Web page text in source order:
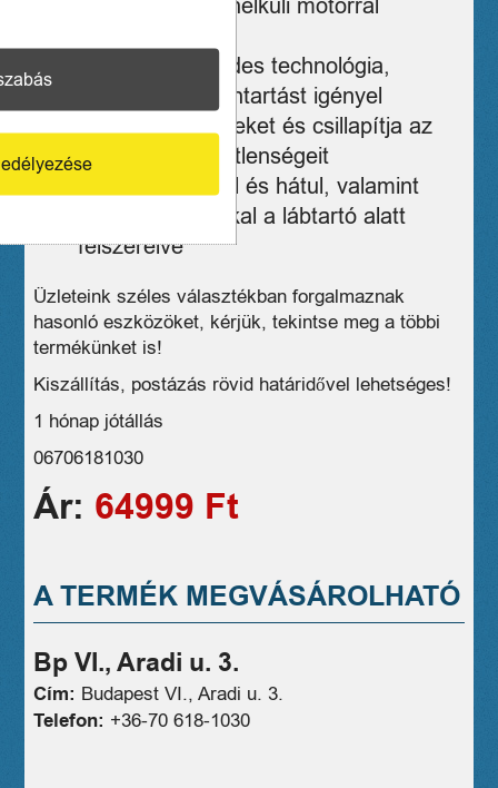
350 W-os kefe nélküli motorral
Rendkívül csendes technológia,
minimális karbantartást igényel
Elnyeli a rezgéseket és csillapítja az
útfelület egyenetlenségeit
Dupla fékkel elöl és hátul, valamint
LED-es lámpákkal a lábtartó alatt
felszerelve
Üzleteink széles választékban forgalmaznak
hasonló eszközöket, kérjük, tekintse meg a többi
termékünket is!
Kiszállítás, postázás rövid határidővel lehetséges!
1 hónap jótállás
06706181030
Ár: 64999 Ft
A TERMÉK MEGVÁSÁROLHATÓ
Bp VI., Aradi u. 3.
Cím: Budapest VI., Aradi u. 3.
Telefon: +36-70 618-1030